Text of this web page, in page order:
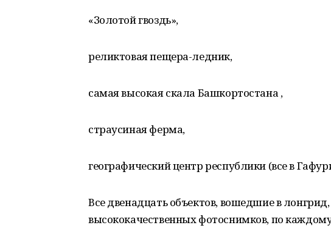
«Золотой гвоздь»,
реликтовая пещера-ледник,
самая высокая скала Башкортостана ,
страусиная ферма,
географический центр республики (все в
Все двенадцать объектов, вошедшие в
высококачественных фотоснимков, по